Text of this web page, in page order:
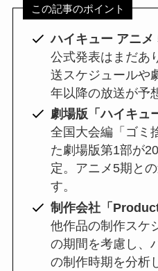
この記事のポイント
ハイキュー アニ
公式発表はまだあ
送スケジュールや
年以降の放送が予
劇場版「ハイキュ
全国大会編「ゴミ
た劇場版第1部が
定。アニメ5期と
す。
制作会社「
他作品の制作スケ
の期間を考慮し、
の制作時期を分析